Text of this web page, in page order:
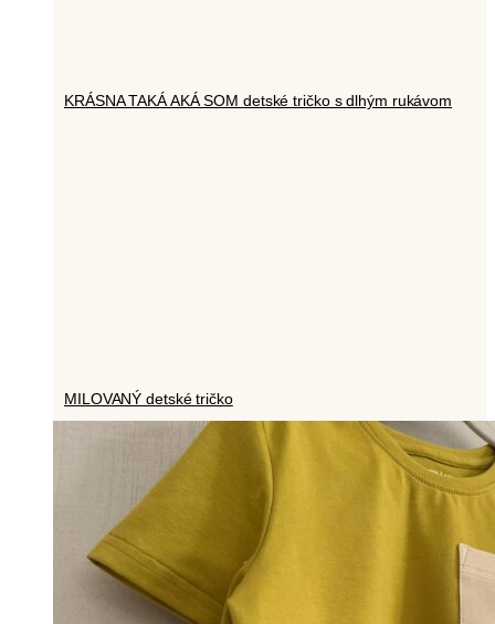
KRÁSNA TAKÁ AKÁ SOM detské tričko s dlhým rukávom
MILOVANÝ detské tričko